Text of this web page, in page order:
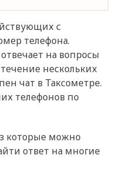
с
телефона.
на вопросы
нескольких
чат в Таксометре.
телефонов по
которые можно
ответ на многие